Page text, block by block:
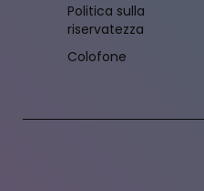
Politica sulla
riservatezza
Colofone